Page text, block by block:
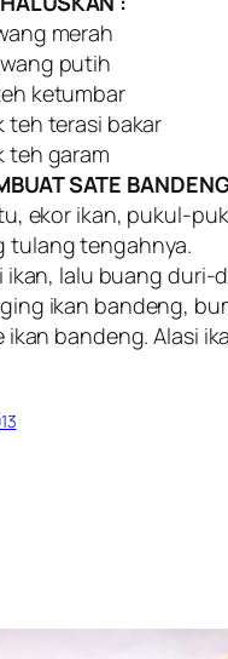
merah
putih
ketumbar
teh terasi bakar
teh garam
SATE
ekor ikan, pukul-
tulang tengahnya.
ikan, lalu buang duri-
ikan bandeng,
ikan bandeng. Alasi